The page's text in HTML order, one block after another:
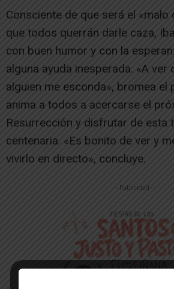
Consciente de que será el «malo
que todos querrán darle caza,
con buen humor y con la
alguna ayuda inesperada. «A ver
alguien me esconda», bromea el
anima a todos a acercarse el
Resurrección y disfrutar de esta
centenaria. «Es bonito de ver y
vivirlo en directo», concluye.
-- Publicidad --